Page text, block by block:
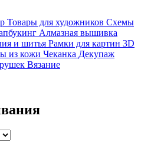
Товары для художников Схемы
Алмазная вышивка
и шитья Рамки для картин 3D
из кожи Чеканка Декупаж
Вязание